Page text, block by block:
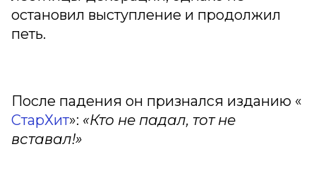
остановил выступление и продолжил
петь.
После падения он признался изданию «
СтарХит»: «Кто не падал, тот не
вставал!»